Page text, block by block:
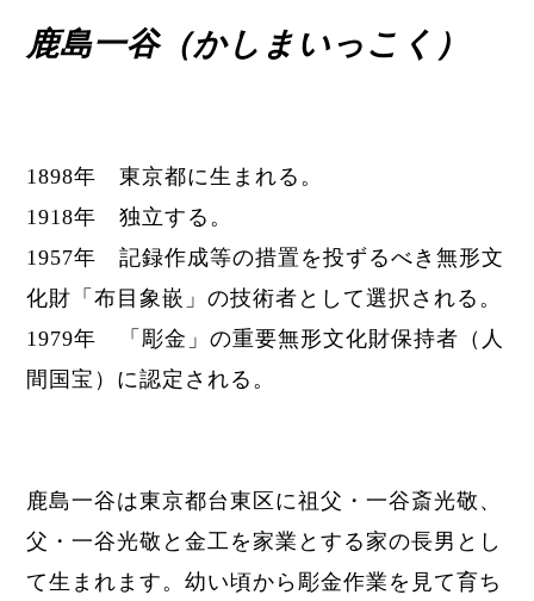
鹿島一谷（かしまいっこく）
1898年 東京都に生まれる。
1918年 独立する。
1957年記録作成等の措置を投ずるべき無形文
化財「布目象嵌」の技術者として選択される。
1979年 「彫金」の重要無形文化財保持者（人
間国宝）に認定される。
鹿島一谷は東京都台東区に祖父・一谷斎光敬、
父・一谷光敬と金工を家業とする家の長男とし
て生まれます。幼い頃から彫金作業を見て育ち